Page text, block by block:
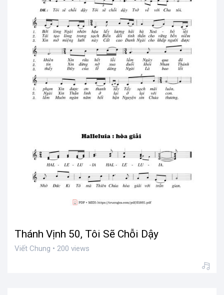
Thánh Vịnh 50, Tôi Sẽ Chỗi Dậy
Viết Chung • 200 views